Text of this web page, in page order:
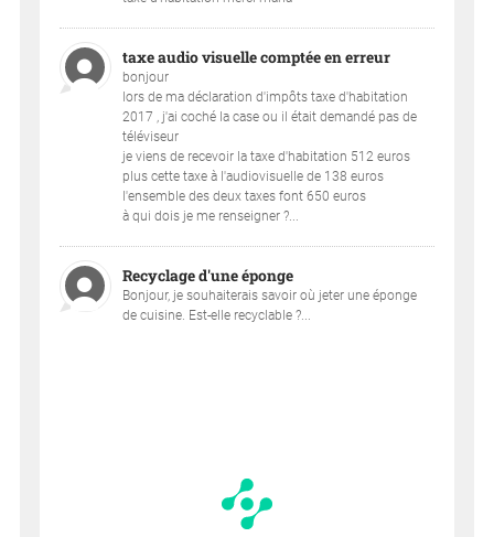
taxe audio visuelle comptée en erreur
bonjour
lors de ma déclaration d'impôts taxe d'habitation
2017 , j'ai coché la case ou il était demandé pas de
téléviseur
je viens de recevoir la taxe d'habitation 512 euros
plus cette taxe à l'audiovisuelle de 138 euros
l'ensemble des deux taxes font 650 euros
à qui dois je me renseigner ?...
Recyclage d'une éponge
Bonjour, je souhaiterais savoir où jeter une éponge
de cuisine. Est-elle recyclable ?...